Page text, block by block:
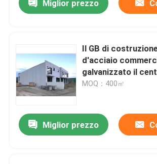
Miglior prezzo
Il GB di
d'acciaio
galvanizzato il
della struttura
MOQ：400㎡
Miglior prezzo